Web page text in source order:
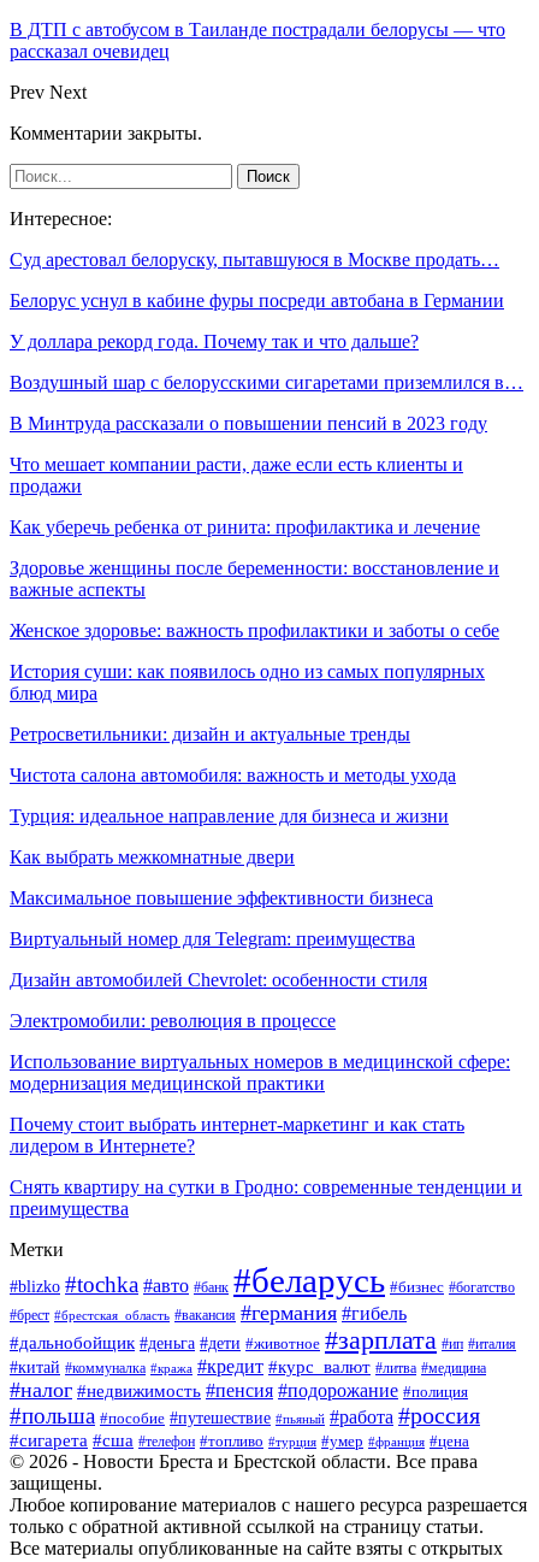
В ДТП с автобусом в Таиланде пострадали белорусы — что
рассказал очевидец
Prev Next
Комментарии закрыты.
Интересное:
Суд арестовал белоруску, пытавшуюся в Москве продать…
Белорус уснул в кабине фуры посреди автобана в Германии
У доллара рекорд года. Почему так и что дальше?
Воздушный шар с белорусскими сигаретами приземлился в…
В Минтруда рассказали о повышении пенсий в 2023 году
Что мешает компании расти, даже если есть клиенты и
продажи
Как уберечь ребенка от ринита: профилактика и лечение
Здоровье женщины после беременности: восстановление и
важные аспекты
Женское здоровье: важность профилактики и заботы о себе
История суши: как появилось одно из самых популярных
блюд мира
Ретросветильники: дизайн и актуальные тренды
Чистота салона автомобиля: важность и методы ухода
Турция: идеальное направление для бизнеса и жизни
Как выбрать межкомнатные двери
Максимальное повышение эффективности бизнеса
Виртуальный номер для Telegram: преимущества
Дизайн автомобилей Chevrolet: особенности стиля
Электромобили: революция в процессе
Использование виртуальных номеров в медицинской сфере:
модернизация медицинской практики
Почему стоит выбрать интернет-маркетинг и как стать
лидером в Интернете?
Снять квартиру на сутки в Гродно: современные тенденции и
преимущества
Метки
#blizko #tochka #авто #банк #беларусь #бизнес #богатство
#брест #брестская_область #вакансия #германия #гибель
#дальнобойщик #деньга #дети #животное #зарплата #ип #италия
#китай #коммуналка #кража #кредит #курс_валют #литва #медицина
#налог #недвижимость #пенсия #подорожание #полиция
#польша #пособие #путешествие #пьяный #работа #россия
#сигарета #сша #телефон #топливо #турция #умер #франция #цена
© 2026 - Новости Бреста и Брестской области. Все права
защищены.
Любое копирование материалов с нашего ресурса разрешается
только с обратной активной ссылкой на страницу статьи.
Все материалы опубликованные на сайте взяты с открытых